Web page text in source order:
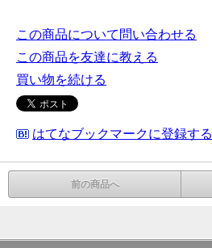
この商品について問い合わせる
この商品を友達に教える
買い物を続ける
はてなブックマークに登録する
前の商品へ